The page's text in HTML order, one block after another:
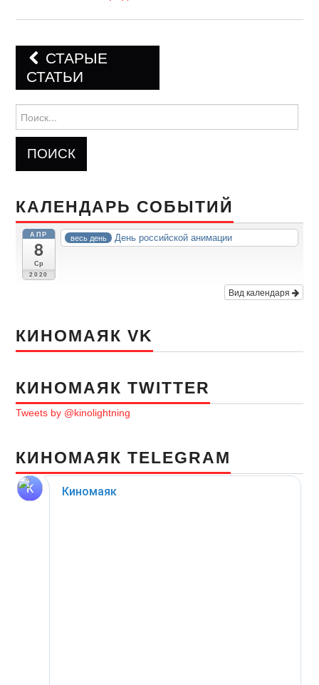
Навигация по записям
СТАРЫЕ
СТАТЬИ
КАЛЕНДАРЬ СОБЫТИЙ
АПР
8
Ср
2020
весь день День российской анимации
Вид календаря
КИНОМАЯК VK
КИНОМАЯК TWITTER
Tweets by @kinolightning
КИНОМАЯК TELEGRAM